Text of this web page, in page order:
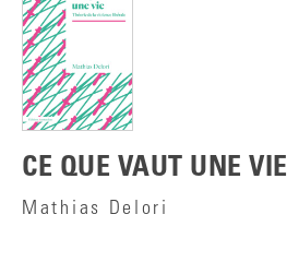
CE QUE VAUT UNE VIE
Mathias Delori